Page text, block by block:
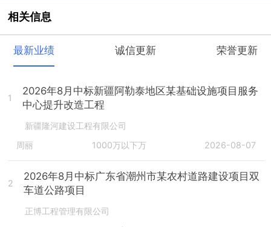
相关信息
最新业绩 诚信更新 荣誉更新
1
2026年8月中标新疆阿勒泰地区某基础设施项目服务
中心提升改造工程
新疆隆河建设工程有限公司
周丽
1000万以下万 2026-08-07
2
2026年8月中标广东省潮州市某农村道路建设项目双
车道公路项目
正博工程管理有限公司